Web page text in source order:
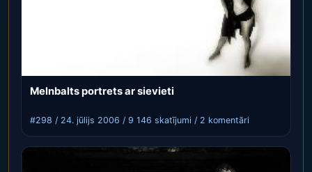
Melnbalts portrets ar sievieti
#298 / 24. jūlijs 2006 / 9 146 skatījumi / 2 komentāri